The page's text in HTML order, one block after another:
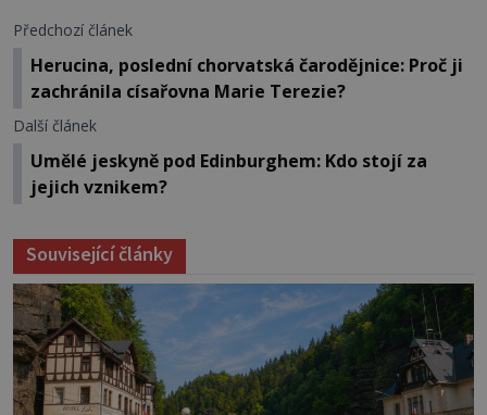
Předchozí článek
Herucina, poslední chorvatská čarodějnice: Proč ji
zachránila císařovna Marie Terezie?
Další článek
Umělé jeskyně pod Edinburghem: Kdo stojí za
jejich vznikem?
Související články